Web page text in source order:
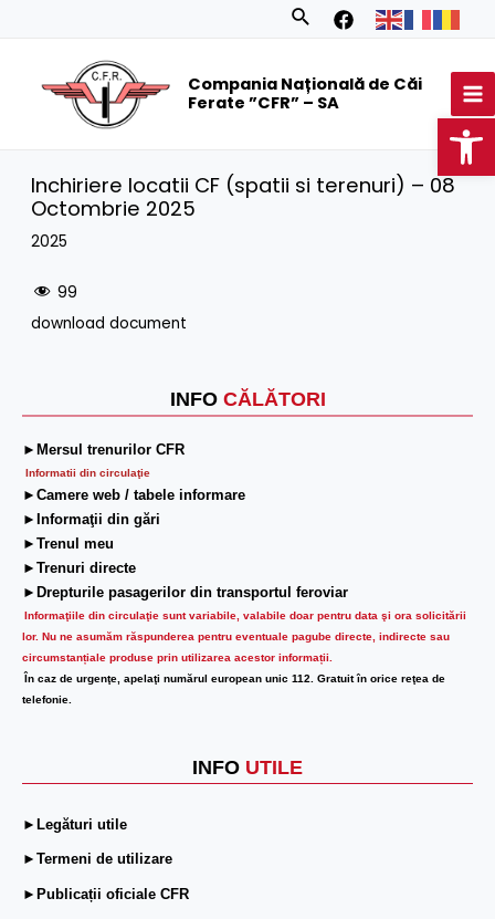
Search
Compania Națională de Căi
Ferate ”CFR” – SA
INFO CĂLĂTORI
►Mersul trenurilor CFR
Informatii din circulaţie
►Camere web / tabele informare
►Informaţii din gări
►Trenul meu
►Trenuri directe
►Drepturile pasagerilor din transportul feroviar
Informaţiile din circulaţie sunt variabile, valabile doar pentru data şi ora solicitării
lor. Nu ne asumăm răspunderea pentru eventuale pagube directe, indirecte sau
circumstanțiale produse prin utilizarea acestor informații.
În caz de urgenţe, apelaţi numărul european unic 112. Gratuit în orice reţea de
telefonie.
INFO UTILE
►Legături utile
►Termeni de utilizare
►Publicații oficiale CFR
Inchiriere locatii CF (spatii si terenuri) – 08
Octombrie 2025
2025
99
download document